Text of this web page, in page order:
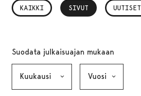
KAIKKI SIVUT
, VALITTU UUTISET
Suodata julkaisuajan mukaan